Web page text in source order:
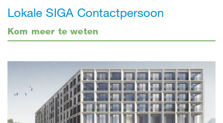
Lokale SIGA Contactpersoon
Kom meer te weten